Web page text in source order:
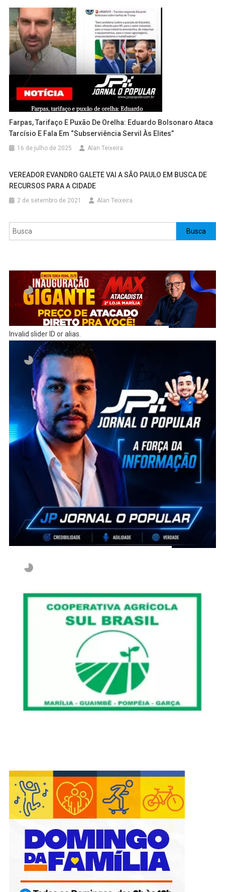
Farpas, Tarifaço E Puxão De Orelha: Eduardo Bolsonaro Ataca
Tarcísio E Fala Em “subserviência Servil Às Elites”
16 de julho de 2025 Alan Teixeira
VEREADOR EVANDRO GALETE VAI A SÃO PAULO EM BUSCA DE
RECURSOS PARA A CIDADE
2 de setembro de 2021 Alan Teixeira
Pesquisar Busca
Invalid slider ID or alias.